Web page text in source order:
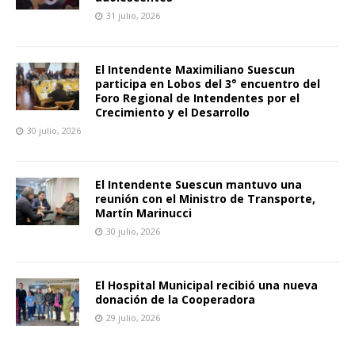
31 julio, 2026
El Intendente Maximiliano Suescun
participa en Lobos del 3° encuentro del
Foro Regional de Intendentes por el
Crecimiento y el Desarrollo
30 julio, 2026
El Intendente Suescun mantuvo una
reunión con el Ministro de Transporte,
Martín Marinucci
30 julio, 2026
El Hospital Municipal recibió una nueva
donación de la Cooperadora
29 julio, 2026